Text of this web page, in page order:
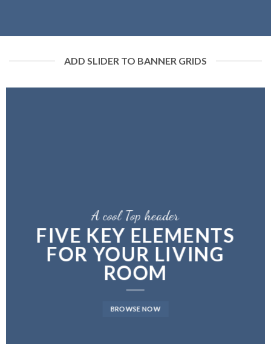
ADD SLIDER TO BANNER GRIDS
A cool Top header
FIVE KEY ELEMENTS
FOR YOUR LIVING
ROOM
BROWSE NOW